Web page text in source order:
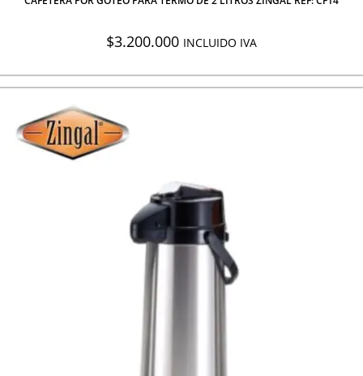
$3.200.000 INCLUIDO IVA